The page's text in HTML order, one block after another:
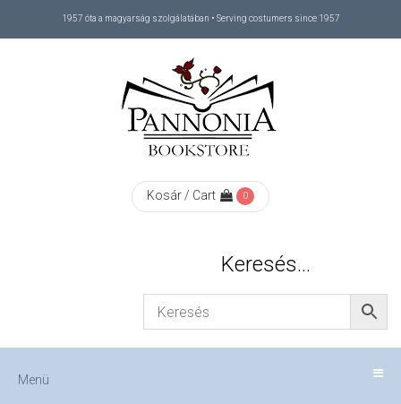
1957 óta a magyarság szolgálatában • Serving costumers since 1957
Kosár / Cart 0
Keresés…
Menü